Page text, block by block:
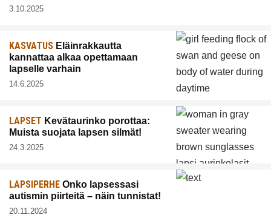
3.10.2025
KASVATUS Eläinrakkautta
kannattaa alkaa opettamaan
lapselle varhain
14.6.2025
LAPSET Kevätaurinko porottaa:
Muista suojata lapsen silmät!
24.3.2025
LAPSIPERHE Onko lapsessasi
autismin piirteitä – näin tunnistat!
20.11.2024